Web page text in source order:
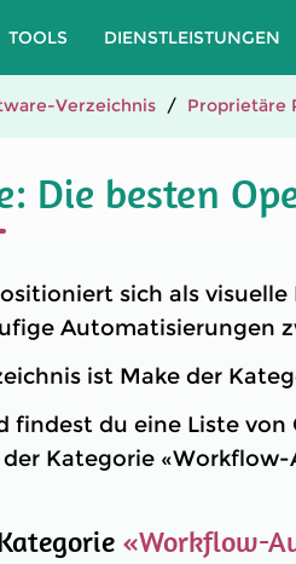
TOOLS DIENSTLEISTUNGEN
Verzeichnis Proprietäre
Die besten
sich als
Automatisierungen
ist Make der
findest du eine Liste
der Kategorie
«Workflow-